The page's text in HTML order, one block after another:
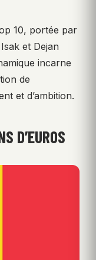
10, portée par
et Dejan
incarne
de
et d’ambition.
D’EUROS